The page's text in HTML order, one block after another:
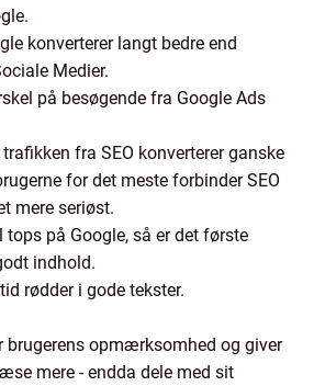
konverterer langt bedre end
Medier.
på besøgende fra Google Ads
fra SEO konverterer ganske
for det meste forbinder SEO
mere seriøst.
på Google, så er det første
indhold.
rødder i gode tekster.
brugerens opmærksomhed og giver
mere - endda dele med sit